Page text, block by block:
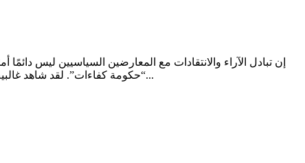
إن تبادل الآراء والانتقادات مع المعارضين السياسيين ليس
“حكومة كفاءات”. لقد شاهد غالبية المغاربة على شبكات التواصل الاجتماعي شريط فيديو يظهر نقاشا حول إنجازات جماعة مدينة أكادير، بحصور رئيس الحكومة ورئيس جماعة...